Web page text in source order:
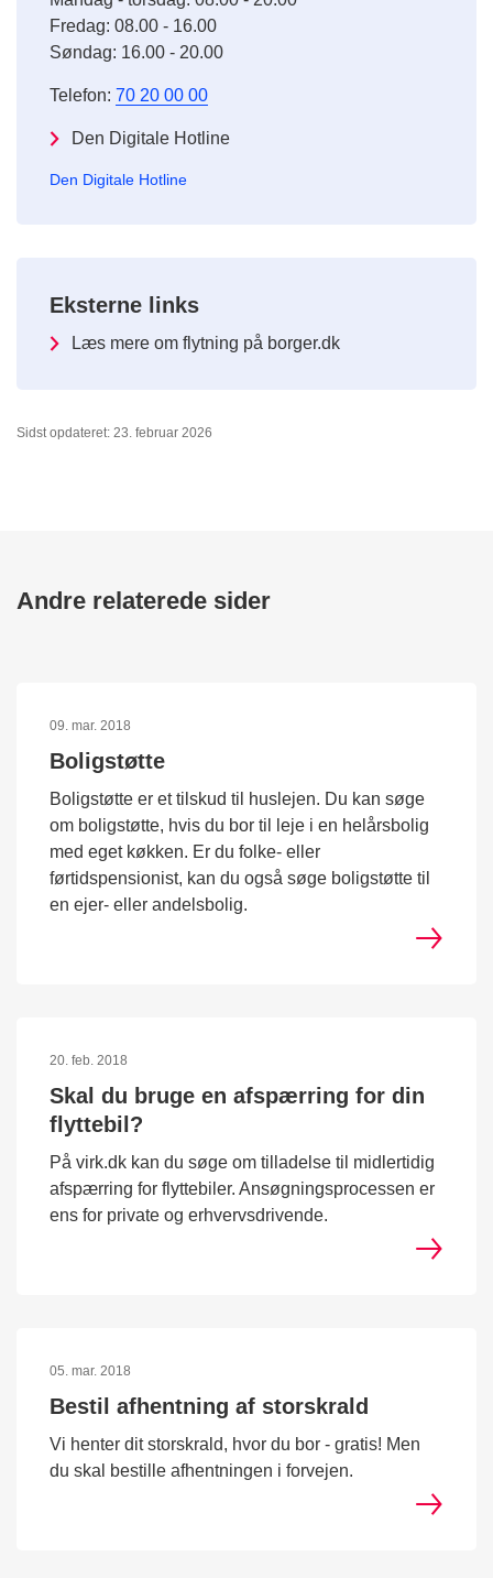
Fredag: 08.00 - 16.00
Søndag: 16.00 - 20.00
Telefon: 70 20 00 00
Den Digitale Hotline
Den Digitale Hotline
Eksterne links
Læs mere om flytning på borger.dk
Sidst opdateret: 23. februar 2026
Andre relaterede sider
09. mar. 2018
Boligstøtte
Boligstøtte er et tilskud til huslejen. Du kan søge
om boligstøtte, hvis du bor til leje i en helårsbolig
med eget køkken. Er du folke- eller
førtidspensionist, kan du også søge boligstøtte til
en ejer- eller andelsbolig.
20. feb. 2018
Skal du bruge en afspærring for din
flyttebil?
På virk.dk kan du søge om tilladelse til midlertidig
afspærring for flyttebiler. Ansøgningsprocessen er
ens for private og erhvervsdrivende.
05. mar. 2018
Bestil afhentning af storskrald
Vi henter dit storskrald, hvor du bor - gratis! Men
du skal bestille afhentningen i forvejen.